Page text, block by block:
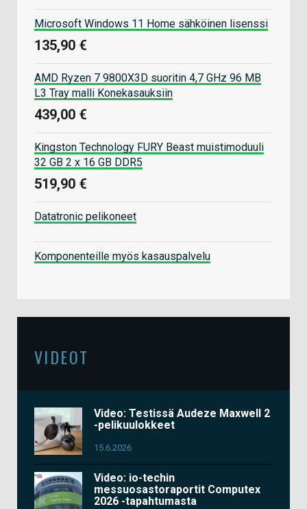
Microsoft Windows 11 Home sähköinen lisenssi
135,90 €
AMD Ryzen 7 9800X3D suoritin 4,7 GHz 96 MB
L3 Tray malli Konekasauksiin
439,00 €
Kingston Technology FURY Beast muistimoduuli
32 GB 2 x 16 GB DDR5
519,90 €
Datatronic pelikoneet
Komponenteille myös kasauspalvelu
VIDEOT
Video: Testissä Audeze Maxwell 2
-pelikuulokkeet
15.6.2026
Video: io-techin
messuosastoraportit Computex
2026 -tapahtumasta